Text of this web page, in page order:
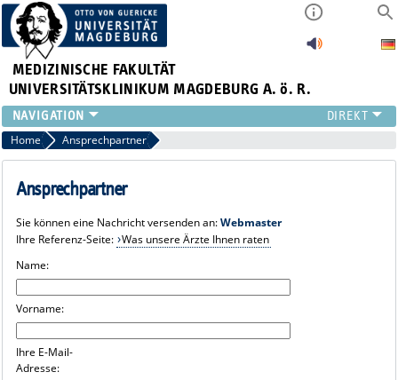
MEDIZINISCHE FAKULTÄT
UNIVERSITÄTSKLINIKUM MAGDEBURG A. ö. R.
INSTITUTE
KLINIKEN
ZENTRALE EINRICHTUNGEN
PRESSE
INTERNATIONAL
INTRANET
Home Ansprechpartner
Ansprechpartner
Sie können eine Nachricht versenden an:Webmaster
Ihre Referenz-Seite: Was unsere Ärzte Ihnen raten
Name:
Vorname:
Ihre E-Mail-
Adresse: